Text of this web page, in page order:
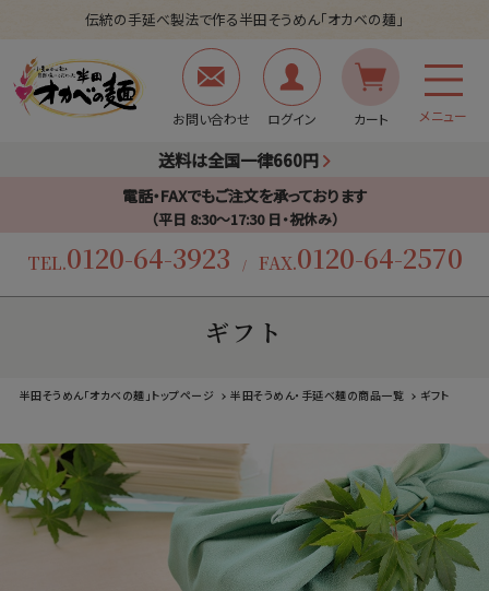
伝統の手延べ製法で作る半田そうめん「オカベの麺」
お問い合わせ ログイン カート メニュー
送料は全国一律660円
電話・FAXでもご注文を承っております
（平日 8:30〜17:30 日・祝休み）
TEL.0120-64-3923 / FAX.0120-64-2570
半田そうめん「オカベの麺」トップページ 半田そうめん・手延べ麺の商品一覧 ギフト
ギフト